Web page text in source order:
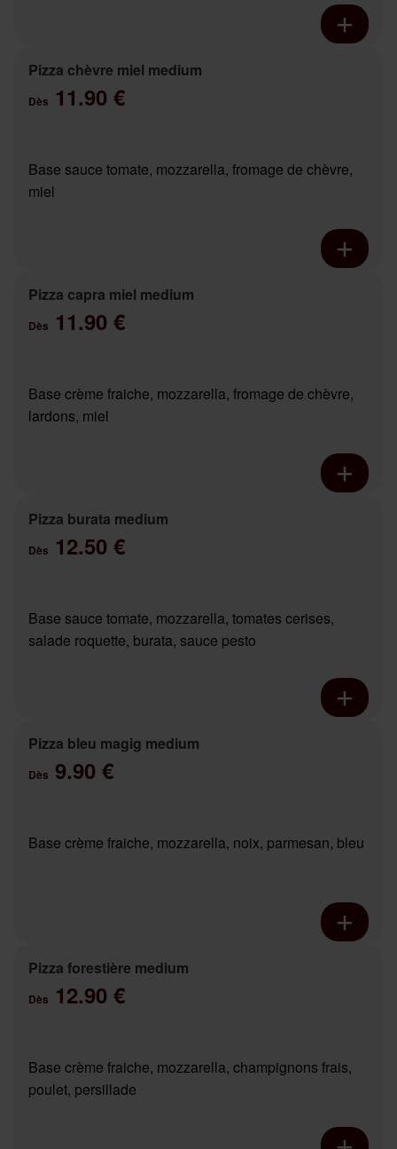
Pizza chèvre miel medium
Dès 11.90 €
Base sauce tomate, mozzarella, fromage de chèvre,
miel
Pizza capra miel medium
Dès 11.90 €
Base crème fraiche, mozzarella, fromage de chèvre,
lardons, miel
Pizza burata medium
Dès 12.50 €
Base sauce tomate, mozzarella, tomates cerises,
salade roquette, burata, sauce pesto
Pizza bleu magig medium
Dès 9.90 €
Base crème fraiche, mozzarella, noix, parmesan, bleu
Pizza forestière medium
Dès 12.90 €
Base crème fraiche, mozzarella, champignons frais,
poulet, persillade